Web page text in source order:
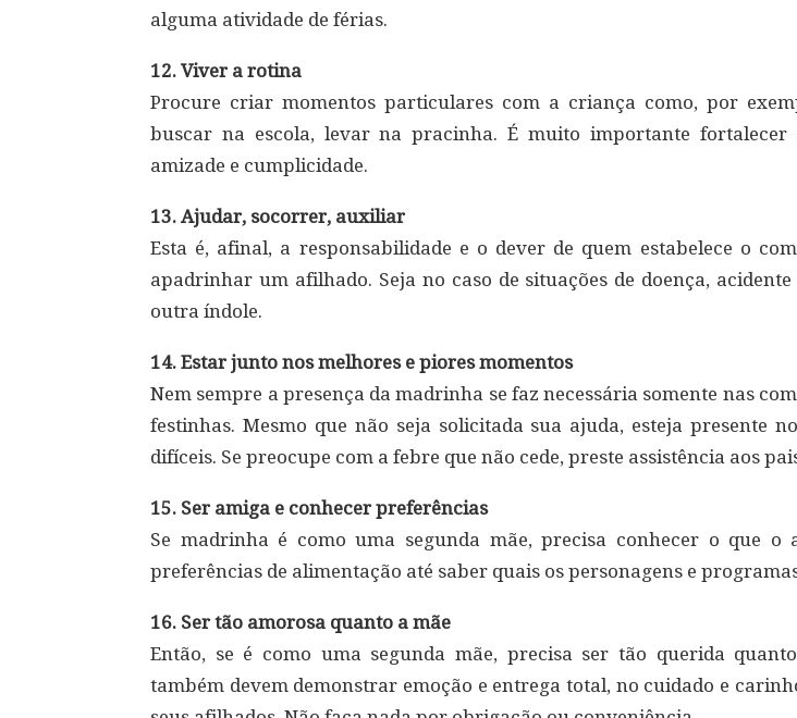
alguma atividade de férias.
12. Viver a rotina
Procure criar momentos particulares com a criança como, por
buscar na escola, levar na pracinha. É muito importante fortalecer
amizade e cumplicidade.
13. Ajudar, socorrer, auxiliar
Esta é, afinal, a responsabilidade e o dever de quem estabelece o
apadrinhar um afilhado. Seja no caso de situações de doença,
outra índole.
14. Estar junto nos melhores e piores momentos
Nem sempre a presença da madrinha se faz necessária somente nas
festinhas. Mesmo que não seja solicitada sua ajuda, esteja presente
difíceis. Se preocupe com a febre que não cede, preste assistência aos
15. Ser amiga e conhecer preferências
Se madrinha é como uma segunda mãe, precisa conhecer o que o
preferências de alimentação até saber quais os personagens e
16. Ser tão amorosa quanto a mãe
Então, se é como uma segunda mãe, precisa ser tão querida
também devem demonstrar emoção e entrega total, no cuidado e